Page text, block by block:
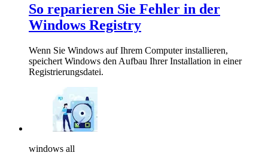
So reparieren Sie Fehler in der
Windows Registry
Wenn Sie Windows auf Ihrem Computer installieren,
speichert Windows den Aufbau Ihrer Installation in einer
Registrierungsdatei.
windows all